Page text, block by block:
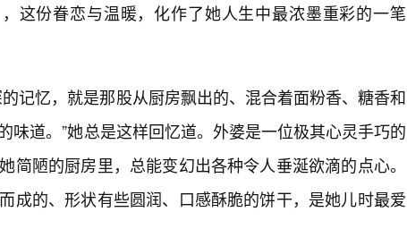
这份眷恋与温暖，化作了她人生中最浓墨重彩的一笔
记忆，就是那股从厨房飘出的、混合着面粉香、糖香和
味道。”她总是这样回忆道。外婆是一位极其心灵手巧的
简陋的厨房里，总能变幻出各种令人垂涎欲滴的点心。
成的、形状有些圆润、口感酥脆的饼干，是她儿时最爱